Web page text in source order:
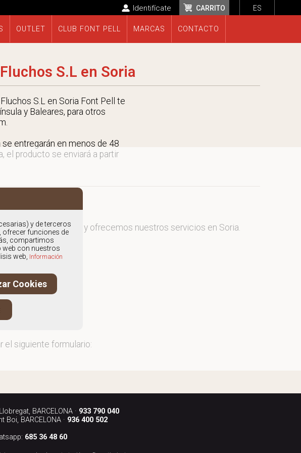
ES
CARRITO
Identifícate
OUTLET CLUB FONT PELL MARCAS CONTACTO
S.L en Soria
S.L en Soria Font Pell te
y Baleares, para otros
entregarán en menos de 48
el producto se enviará a partir
Fluchos S.L , y ofrecemos nuestros servicios en Soria.
el siguiente formulario:
BARCELONA · 933 790 040
Boi, BARCELONA · 936 400 502
685 36 48 60
y de terceros
ofrecer funciones de
compartimos
web con nuestros
web, Información
Cookies